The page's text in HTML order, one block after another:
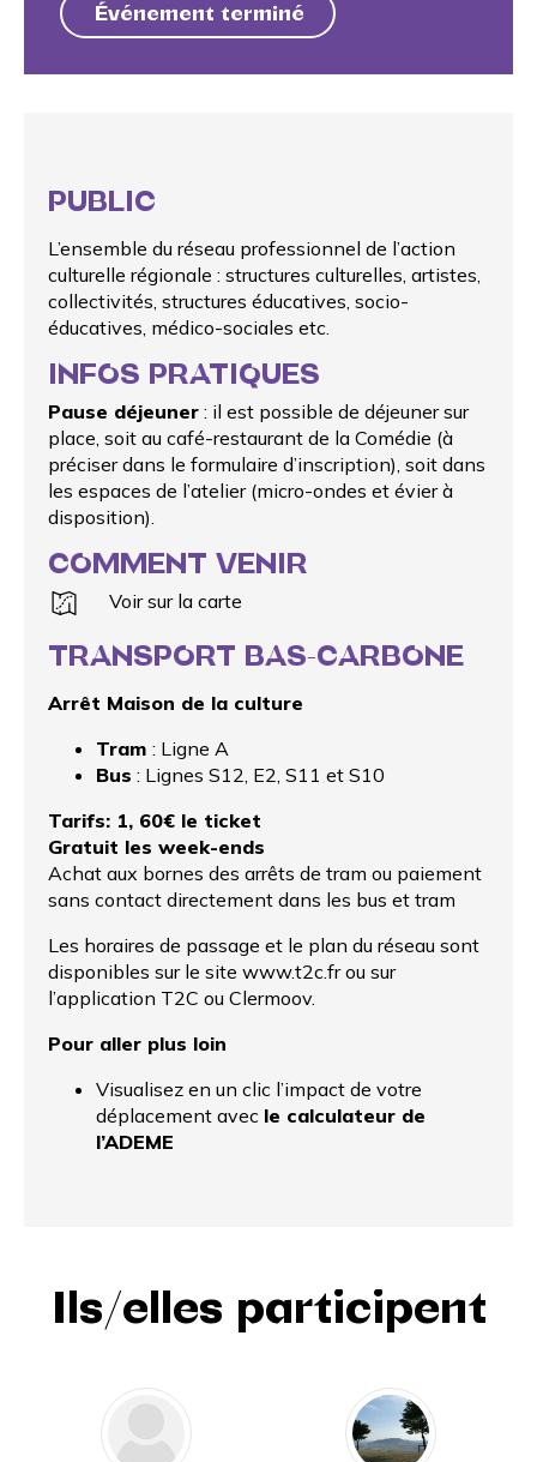
Événement terminé
PUBLIC
L’ensemble du réseau professionnel de l’action
culturelle régionale : structures culturelles, artistes,
collectivités, structures éducatives, socio-
éducatives, médico-sociales etc.
INFOS PRATIQUES
Pause déjeuner : il est possible de déjeuner sur
place, soit au café-restaurant de la Comédie (à
préciser dans le formulaire d’inscription), soit dans
les espaces de l’atelier (micro-ondes et évier à
disposition).
COMMENT VENIR
Voir sur la carte
TRANSPORT BAS-CARBONE
Arrêt Maison de la culture
Tram : Ligne A
Bus : Lignes S12, E2, S11 et S10
Tarifs: 1, 60€ le ticket
Gratuit les week-ends
Achat aux bornes des arrêts de tram ou paiement
sans contact directement dans les bus et tram
Les horaires de passage et le plan du réseau sont
disponibles sur le site www.t2c.frou sur
l’application T2C ou Clermoov.
Pour aller plus loin
Visualisez en un clic l’impact de votre
déplacement avec le calculateur de
l’ADEME
Ils/elles participent